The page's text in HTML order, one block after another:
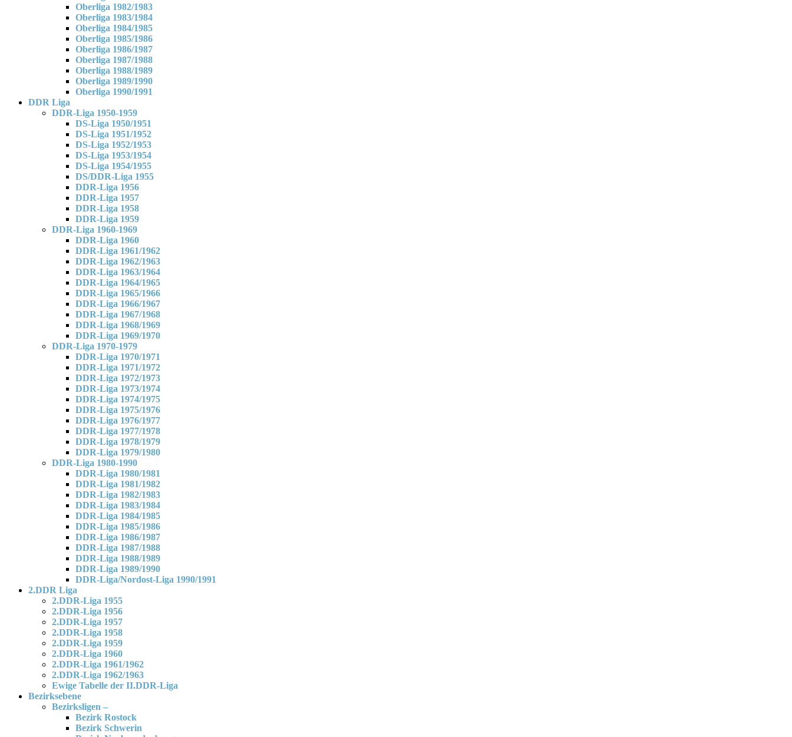
Oberliga 1982/1983
Oberliga 1983/1984
Oberliga 1984/1985
Oberliga 1985/1986
Oberliga 1986/1987
Oberliga 1987/1988
Oberliga 1988/1989
Oberliga 1989/1990
Oberliga 1990/1991
DDR Liga
DDR-Liga 1950-1959
DS-Liga 1950/1951
DS-Liga 1951/1952
DS-Liga 1952/1953
DS-Liga 1953/1954
DS-Liga 1954/1955
DS/DDR-Liga 1955
DDR-Liga 1956
DDR-Liga 1957
DDR-Liga 1958
DDR-Liga 1959
DDR-Liga 1960-1969
DDR-Liga 1960
DDR-Liga 1961/1962
DDR-Liga 1962/1963
DDR-Liga 1963/1964
DDR-Liga 1964/1965
DDR-Liga 1965/1966
DDR-Liga 1966/1967
DDR-Liga 1967/1968
DDR-Liga 1968/1969
DDR-Liga 1969/1970
DDR-Liga 1970-1979
DDR-Liga 1970/1971
DDR-Liga 1971/1972
DDR-Liga 1972/1973
DDR-Liga 1973/1974
DDR-Liga 1974/1975
DDR-Liga 1975/1976
DDR-Liga 1976/1977
DDR-Liga 1977/1978
DDR-Liga 1978/1979
DDR-Liga 1979/1980
DDR-Liga 1980-1990
DDR-Liga 1980/1981
DDR-Liga 1981/1982
DDR-Liga 1982/1983
DDR-Liga 1983/1984
DDR-Liga 1984/1985
DDR-Liga 1985/1986
DDR-Liga 1986/1987
DDR-Liga 1987/1988
DDR-Liga 1988/1989
DDR-Liga 1989/1990
DDR-Liga/Nordost-Liga 1990/1991
2.DDR Liga
2.DDR-Liga 1955
2.DDR-Liga 1956
2.DDR-Liga 1957
2.DDR-Liga 1958
2.DDR-Liga 1959
2.DDR-Liga 1960
2.DDR-Liga 1961/1962
2.DDR-Liga 1962/1963
Ewige Tabelle der II.DDR-Liga
Bezirksebene
Bezirksligen –
Bezirk Rostock
Bezirk Schwerin